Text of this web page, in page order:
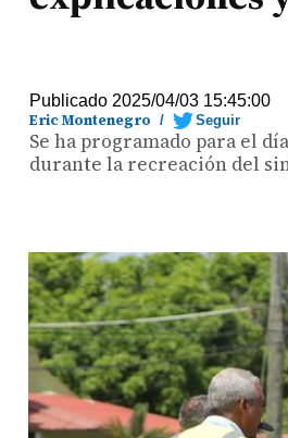
Publicado 2025/04/03 15:45:00
Eric Montenegro / Seguir
Se ha programado para el
durante la recreación del